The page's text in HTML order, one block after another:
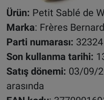
Ürün: Petit Sablé de
Marka: Frères Bernard
Parti numarası: 32324
Son kullanma tarihi:
Satış dönemi: 03/09/
arasında